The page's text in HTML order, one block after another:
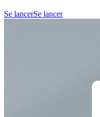
Se lancerSe lancer